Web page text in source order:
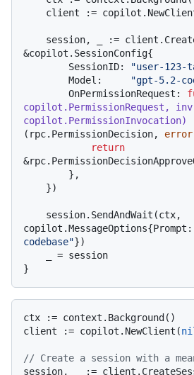
client :=
&copilot.SessionConfig{
        SessionID:
"user-123-
        Model:
"gpt-5.2-
        OnPermissionRequest:
copilot.PermissionRequest, inv
copilot.PermissionInvocation)
(rpc.PermissionDecision, error
return
copilot.MessageOptions{Prompt:
codebase"})
ctx := context.Background()
client := copilot.NewClient(
// Create a session with a
session, _ :=